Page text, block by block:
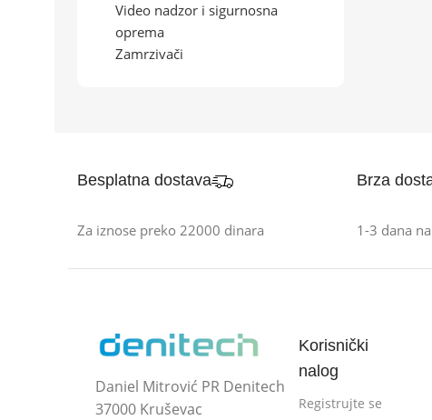
Video nadzor i sigurnosna
oprema
Zamrzivači
Besplatna dostava
Za iznose preko 22000 dinara
Brza
1-3 dana
Daniel Mitrović PR Denitech
37000 Kruševac
Korisnički
nalog
Registrujte se